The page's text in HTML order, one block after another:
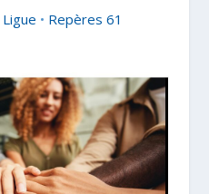
Ligue • Repères 61